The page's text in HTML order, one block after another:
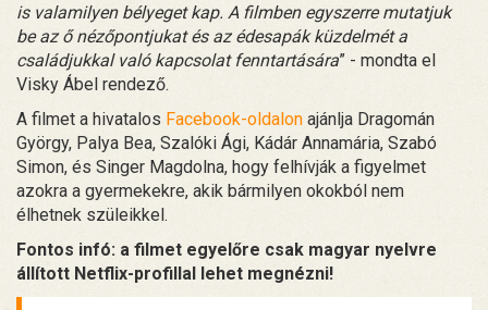
is valamilyen bélyeget kap. A filmben egyszerre mutatjuk
be az ő nézőpontjukat és az édesapák küzdelmét a
családjukkal való kapcsolat fenntartására” - mondta el
Visky Ábel rendező.
A filmet a hivatalos Facebook-oldalon ajánlja Dragomán
György, Palya Bea, Szalóki Ági, Kádár Annamária, Szabó
Simon, és Singer Magdolna, hogy felhívják a figyelmet
azokra a gyermekekre, akik bármilyen okokból nem
élhetnek szüleikkel.
Fontos infó: a filmet egyelőre csak magyar nyelvre
állított Netflix-profillal lehet megnézni!